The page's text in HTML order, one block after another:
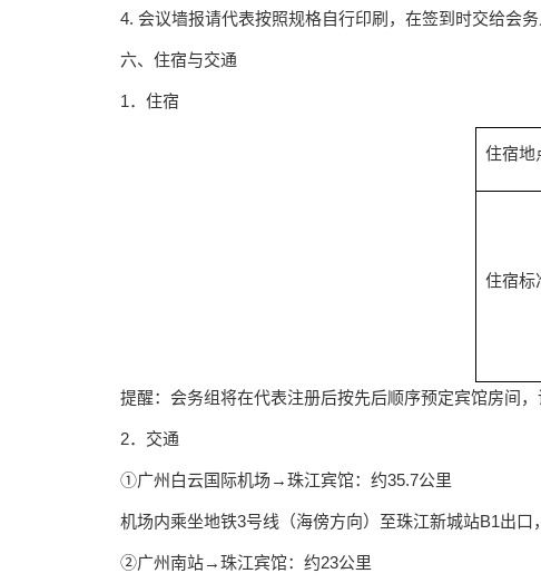
4. 会议墙报请代表按照规格自行印刷，在签到时交给会
六、住宿与交通
1．住宿
住宿地
住宿标
提醒：会务组将在代表注册后按先后顺序预定宾馆房间
2．交通
①广州白云国际机场→珠江宾馆：约35.7公里
机场内乘坐地铁3号线（海傍方向）至珠江新城站B1出
②广州南站→珠江宾馆：约23公里